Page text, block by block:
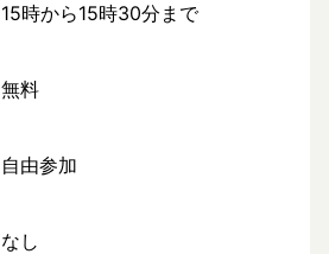
15時から15時30分まで
無料
自由参加
なし